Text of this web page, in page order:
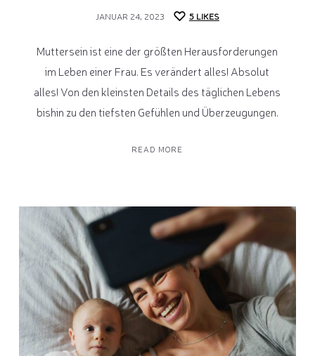
JANUAR 24, 2023 5 LIKES
Muttersein ist eine der größten Herausforderungen
im Leben einer Frau. Es verändert alles! Absolut
alles! Von den kleinsten Details des täglichen Lebens
bishin zu den tiefsten Gefühlen und Überzeugungen.
READ MORE